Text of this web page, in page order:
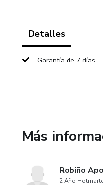
Detalles
Garantía de 7 días
Más
Robiño
2 Año